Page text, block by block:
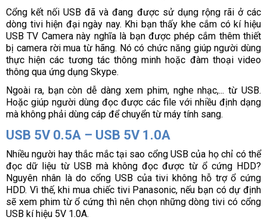
Cổng kết nối USB đã và đang được sử dụng rộng rãi ở các
dòng tivi hiện đại ngày nay. Khi bạn thấy khe cắm có kí hiệu
USB TV Camera này nghĩa là bạn được phép cắm thêm thiết
bị camera rời mua từ hãng. Nó có chức năng giúp người dùng
thực hiện các tương tác thông minh hoặc đàm thoại video
thông qua ứng dụng Skype.
Ngoài ra, bạn còn dễ dàng xem phim, nghe nhạc,... từ USB.
Hoặc giúp người dùng đọc được các file với nhiều định dạng
mà không phải dùng cáp để chuyển từ máy tính sang.
USB 5V 0.5A – USB 5V 1.0A
Nhiều người hay thắc mắc tại sao cổng USB của họ chỉ có thể
đọc dữ liệu từ USB mà không đọc được từ ổ cứng HDD?
Nguyên nhân là do cổng USB của tivi không hỗ trợ ổ cứng
HDD. Vì thế, khi mua chiếc tivi Panasonic, nếu bạn có dự định
sẽ xem phim từ ổ cứng thì nên chọn những dòng tivi có cổng
USB kí hiệu 5V 1.0A.